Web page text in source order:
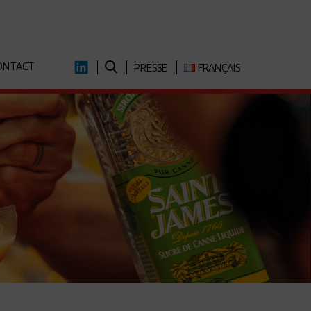
LINKEDIN PRESSE FRANÇAIS